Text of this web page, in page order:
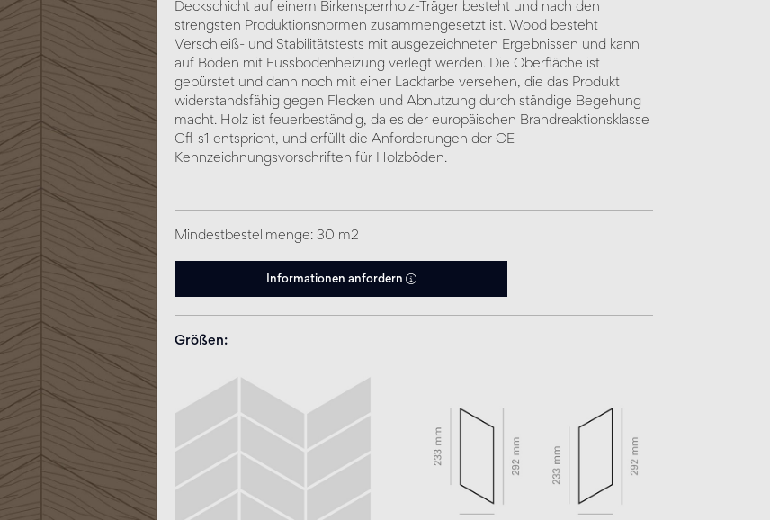
Deckschicht auf einem Birkensperrholz-Träger besteht und nach den
strengsten Produktionsnormen zusammengesetzt ist. Wood besteht
Verschleiß- und Stabilitätstests mit ausgezeichneten Ergebnissen und kann
auf Böden mit Fussbodenheizung verlegt werden. Die Oberfläche ist
gebürstet und dann noch mit einer Lackfarbe versehen, die das Produkt
widerstandsfähig gegen Flecken und Abnutzung durch ständige Begehung
macht. Holz ist feuerbeständig, da es der europäischen Brandreaktionsklasse
Cfl-s1 entspricht, und erfüllt die Anforderungen der CE-
Kennzeichnungsvorschriften für Holzböden.
Mindestbestellmenge: 30 m2
Informationen anfordern
Größen